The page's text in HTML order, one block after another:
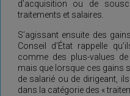
d’acquisition ou de
traitements et salaires.
S’agissant ensuite des
Conseil d’État rappelle
comme des plus-values
mais que lorsque ces gains
de salarié ou de dirigeant,
dans la catégorie des «